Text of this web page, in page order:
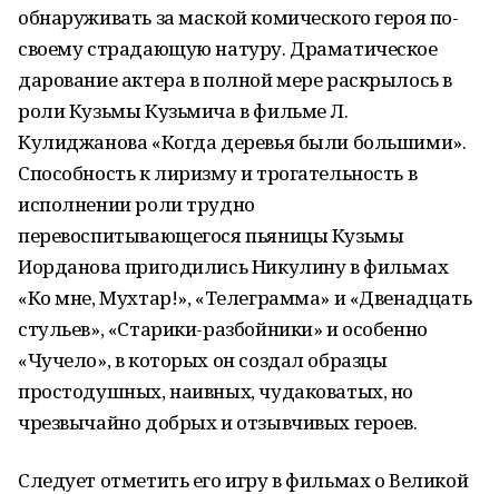
обнаруживать за маской комического героя по-
своему страдающую натуру. Драматическое
дарование актера в полной мере раскрылось в
роли Кузьмы Кузьмича в фильме Л.
Кулиджанова «Когда деревья были большими».
Способность к лиризму и трогательность в
исполнении роли трудно
перевоспитывающегося пьяницы Кузьмы
Иорданова пригодились Никулину в фильмах
«Ко мне, Мухтар!», «Телеграмма» и «Двенадцать
стульев», «Старики-разбойники» и особенно
«Чучело», в которых он создал образцы
простодушных, наивных, чудаковатых, но
чрезвычайно добрых и отзывчивых героев.
Следует отметить его игру в фильмах о Великой